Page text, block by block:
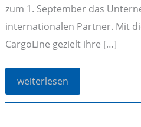
zum 1. September das
internationalen Partner. Mit
CargoLine gezielt ihre […]
CargoLine
Netzwerk:
weiterlesen